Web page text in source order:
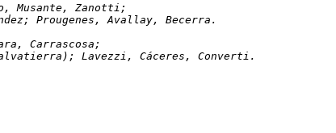
Romero, Musante, Zanotti;
Prougenes, Avallay, Becerra.
Jara, Carrascosa;
Lavezzi, Cáceres, Converti.